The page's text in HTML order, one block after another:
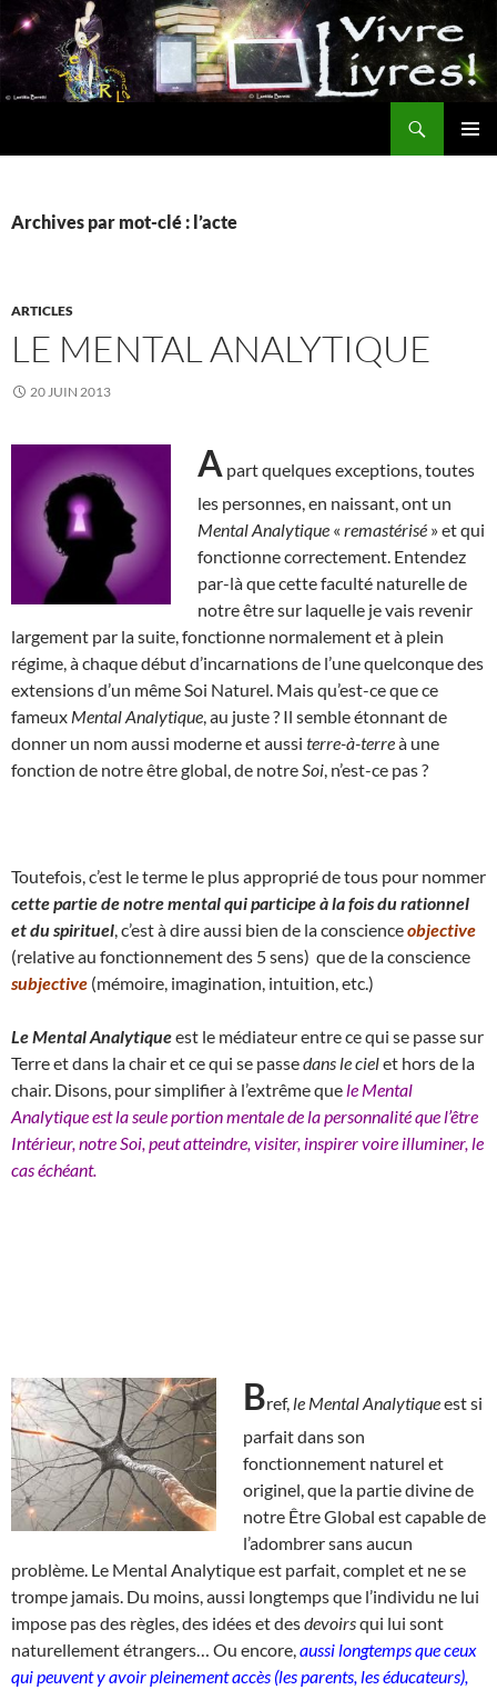
Aller
au
contenu
Archives par mot-clé : l’acte
ARTICLES
LE MENTAL ANALYTIQUE
20 JUIN 2013
A part quelques exceptions, toutes
les personnes, en naissant, ont un
Mental Analytique « remastérisé » et qui
fonctionne correctement. Entendez
par-là que cette faculté naturelle de
notre être sur laquelle je vais revenir
largement par la suite, fonctionne normalement et à plein
régime, à chaque début d’incarnations de l’une quelconque des
extensions d’un même Soi Naturel. Mais qu’est-ce que ce
fameux Mental Analytique , au juste ? Il semble étonnant de
donner un nom aussi moderne et aussi terre-à-terreà une
fonction de notre être global, de notre Soi , n’est-ce pas ?
Toutefois, c’est le terme le plus approprié de tous pour nommer
cette partie de notre mental qui participe à la fois du rationnel
et du spirituel , c’est à dire aussi bien de la conscienceobjective
(relative au fonctionnement des 5 sens) que de la conscience
subjective (mémoire, imagination, intuition, etc.)
Le Mental Analytiqueest le médiateur entre ce qui se passe sur
Terre et dans la chair et ce qui se passedans le cielet hors de la
chair. Disons, pour simplifier à l’extrême que le Mental
Analytique est la seule portion mentale de la personnalité que l’être
Intérieur, notre Soi, peut atteindre, visiter, inspirer voire illuminer, le
cas échéant.
Bref, le Mental Analytiqueest si
parfait dans son
fonctionnement naturel et
originel, que la partie divine de
notre Être Global est capable de
l’adombrer sans aucun
problème. Le Mental Analytique est parfait, complet et ne se
trompe jamais. Du moins, aussi longtemps que l’individu ne lui
impose pas des règles, des idées et desdevoirsqui lui sont
naturellement étrangers… Ou encore, aussi longtemps que ceux
qui peuvent y avoir pleinement accès (les parents, les éducateurs),